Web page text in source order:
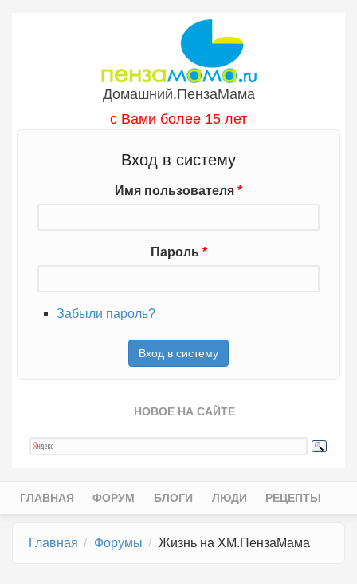
Домашний.ПензаМама
с Вами более 15 лет
Вход в систему
Имя пользователя *
Пароль *
Забыли пароль?
НОВОЕ НА САЙТЕ
Главное меню
ГЛАВНАЯ ФОРУМ БЛОГИ ЛЮДИ РЕЦЕПТЫ
Главная Форумы Жизнь на ХМ.ПензаМама